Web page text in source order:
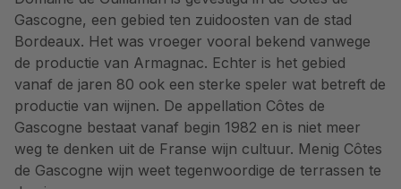
Gascogne, een gebied ten zuidoosten van de stad
Bordeaux. Het was vroeger vooral bekend vanwege
de productie van Armagnac. Echter is het gebied
vanaf de jaren 80 ook een sterke speler wat betreft de
productie van wijnen. De appellation Côtes de
Gascogne bestaat vanaf begin 1982 en is niet meer
weg te denken uit de Franse wijn cultuur. Menig Côtes
de Gascogne wijn weet tegenwoordige de terrassen te